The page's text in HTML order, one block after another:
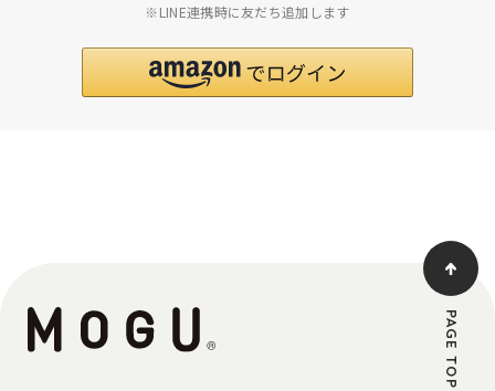
※LINE連携時に友だち追加します
PAGE TOP